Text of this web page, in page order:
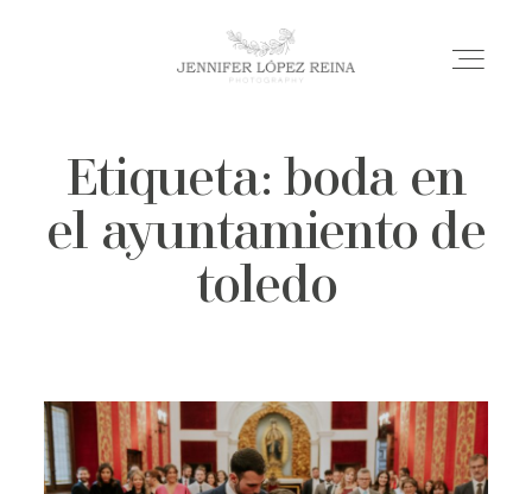
INICIO
BODAS
BLOG
SOBRE MÍ
Etiqueta: boda en
el ayuntamiento de
toledo